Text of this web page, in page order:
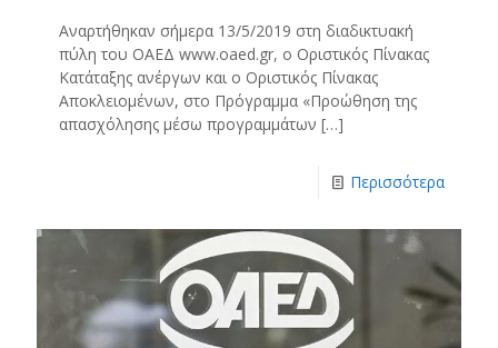
Αναρτήθηκαν σήμερα 13/5/2019 στη διαδικτυακή
πύλη του ΟΑΕΔ www.oaed.gr, ο Οριστικός Πίνακας
Κατάταξης ανέργων και ο Οριστικός Πίνακας
Αποκλειομένων, στο Πρόγραμμα «Προώθηση της
απασχόλησης μέσω προγραμμάτων […]
Περισσότερα